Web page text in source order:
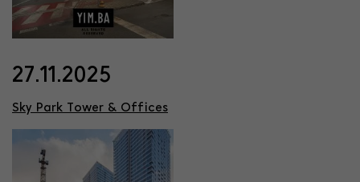
27.11.2025
Sky Park Tower & Offices